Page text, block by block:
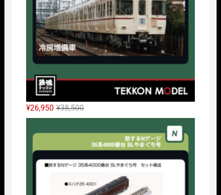
し
た。
で
す。
¥38,500元
の
価
¥38,500
し
¥26,950
現
在
の
は
で